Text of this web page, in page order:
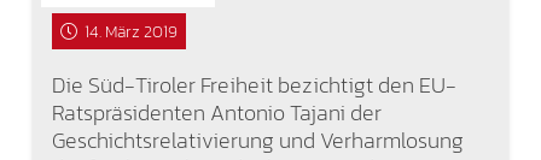
14. März 2019
Die Süd-Tiroler Freiheit bezichtigt den EU-
Ratspräsidenten Antonio Tajani der
Geschichtsrelativierung und Verharmlosung